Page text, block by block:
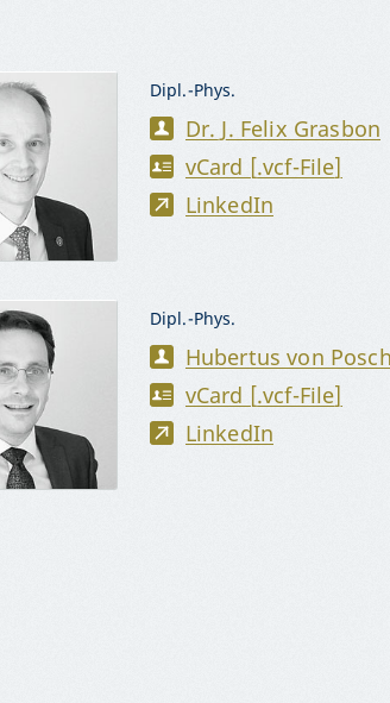
Dipl.-Phys.
Dr. J. Felix Grasbon
vCard [.vcf-File]
LinkedIn
Dipl.-Phys.
Hubertus von
vCard [.vcf-File]
LinkedIn